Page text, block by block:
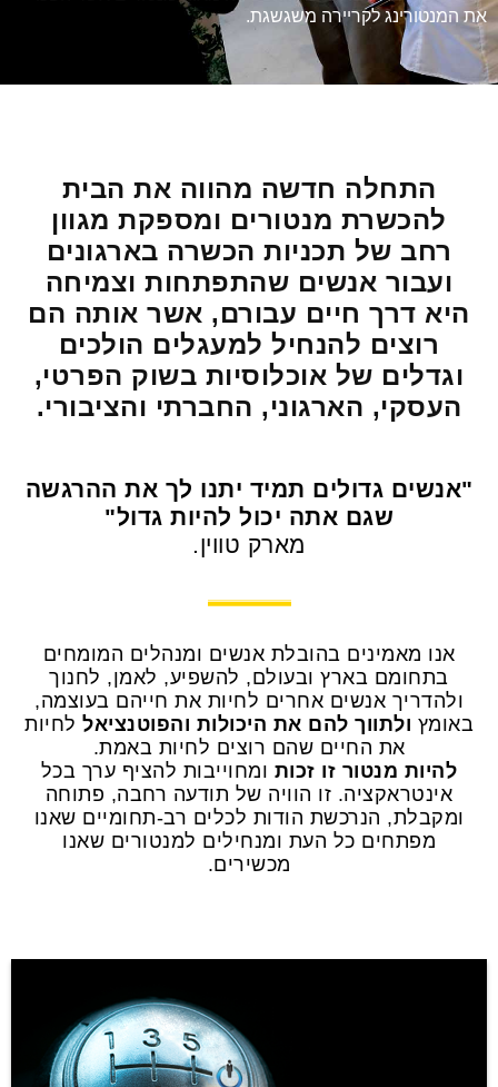
את המנטורינג לקריירה משגשגת.
התחלה חדשה מהווה את הבית
להכשרת מנטורים ומספקת מגוון
רחב של תכניות הכשרה בארגונים
ועבור אנשים שהתפתחות וצמיחה
היא דרך חיים עבורם, אשר אותה הם
רוצים להנחיל למעגלים הולכים
וגדלים של אוכלוסיות בשוק הפרטי,
העסקי, הארגוני, החברתי והציבורי.
"אנשים גדולים תמיד יתנו לך את ההרגשה
שגם אתה יכול להיות גדול"
מארק טווין.
אנו מאמינים בהובלת אנשים ומנהלים המומחים
בתחומם בארץ ובעולם, להשפיע, לאמן, לחנוך
ולהדריך אנשים אחרים לחיות את חייהם בעוצמה,
באומץ ולתווך להם את היכולות והפוטנציאל לחיות
את החיים שהם רוצים לחיות באמת.
להיות מנטור זו זכות ומחוייבות להציף ערך בכל
אינטראקציה. זו הוויה של תודעה רחבה, פתוחה
ומקבלת, הנרכשת הודות לכלים רב-תחומיים שאנו
מפתחים כל העת ומנחילים למנטורים שאנו
מכשירים.